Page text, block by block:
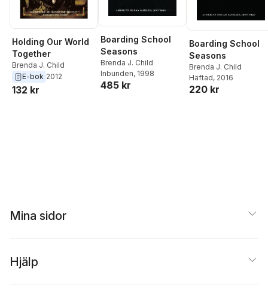
Holding Our World
Together
Brenda J. Child
E-bok 2012
132 kr
Boarding School
Seasons
Brenda J. Child
Inbunden, 1998
485 kr
Boarding School
Seasons
Brenda J. Child
Häftad, 2016
220 kr
Mina sidor
Hjälp